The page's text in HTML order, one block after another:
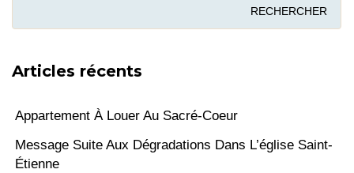
Articles récents
Appartement À Louer Au Sacré-Coeur
Message Suite Aux Dégradations Dans L’église Saint-
Étienne